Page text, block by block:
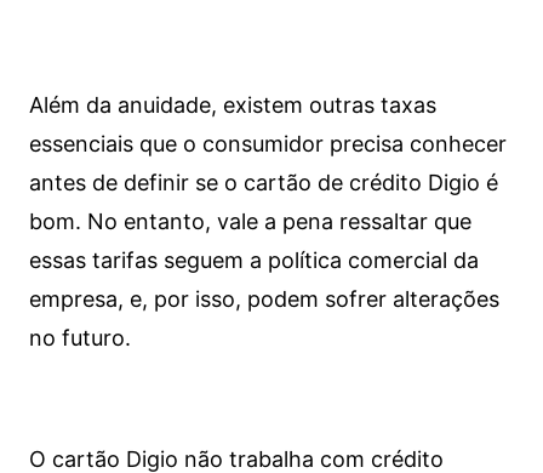
Além da anuidade, existem outras taxas
essenciais que o consumidor precisa conhecer
antes de definir se o cartão de crédito Digio é
bom. No entanto, vale a pena ressaltar que
essas tarifas seguem a política comercial da
empresa, e, por isso, podem sofrer alterações
no futuro.
O cartão Digio não trabalha com crédito